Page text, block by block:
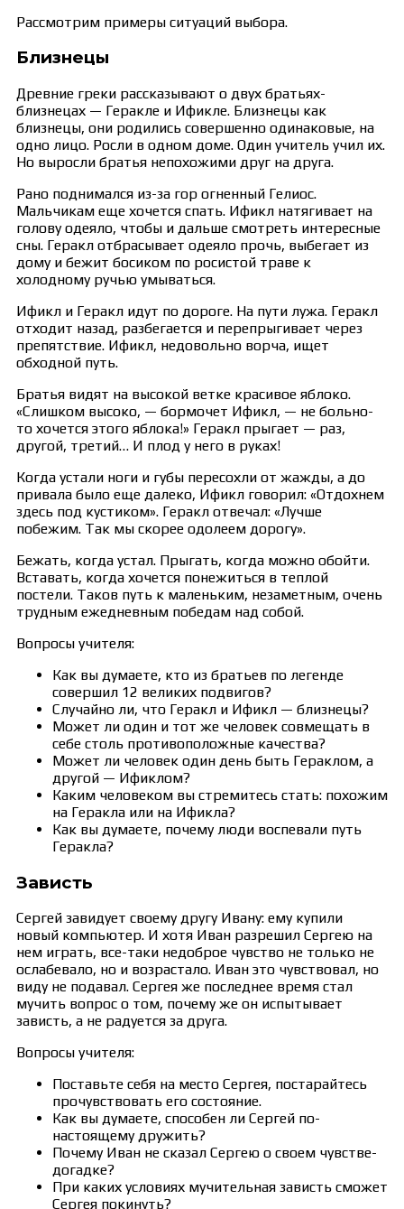
Рассмотрим примеры ситуаций выбора.
Близнецы
Древние греки рассказывают о двух братьях-
близнецах — Геракле и Ификле. Близнецы как
близнецы, они родились совершенно одинаковые, на
одно лицо. Росли в одном доме. Один учитель учил их.
Но выросли братья непохожими друг на друга.
Рано поднимался из-за гор огненный Гелиос.
Мальчикам еще хочется спать. Ификл натягивает на
голову одеяло, чтобы и дальше смотреть интересные
сны. Геракл отбрасывает одеяло прочь, выбегает из
дому и бежит босиком по росистой траве к
холодному ручью умываться.
Ификл и Геракл идут по дороге. На пути лужа. Геракл
отходит назад, разбегается и перепрыгивает через
препятствие. Ификл, недовольно ворча, ищет
обходной путь.
Братья видят на высокой ветке красивое яблоко.
«Слишком высоко, — бормочет Ификл, — не больно-
то хочется этого яблока!» Геракл прыгает — раз,
другой, третий… И плод у него в руках!
Когда устали ноги и губы пересохли от жажды, а до
привала было еще далеко, Ификл говорил: «Отдохнем
здесь под кустиком». Геракл отвечал: «Лучше
побежим. Так мы скорее одолеем дорогу».
Бежать, когда устал. Прыгать, когда можно обойти.
Вставать, когда хочется понежиться в теплой
постели. Таков путь к маленьким, незаметным, очень
трудным ежедневным победам над собой.
Вопросы учителя:
Как вы думаете, кто из братьев по легенде
совершил 12 великих подвигов?
Случайно ли, что Геракл и Ификл — близнецы?
Может ли один и тот же человек совмещать в
себе столь противоположные качества?
Может ли человек один день быть Гераклом, а
другой — Ификлом?
Каким человеком вы стремитесь стать: похожим
на Геракла или на Ификла?
Как вы думаете, почему люди воспевали путь
Геракла?
Зависть
Сергей завидует своему другу Ивану: ему купили
новый компьютер. И хотя Иван разрешил Сергею на
нем играть, все-таки недоброе чувство не только не
ослабевало, но и возрастало. Иван это чувствовал, но
виду не подавал. Сергея же последнее время стал
мучить вопрос о том, почему же он испытывает
зависть, а не радуется за друга.
Вопросы учителя:
Поставьте себя на место Сергея, постарайтесь
прочувствовать его состояние.
Как вы думаете, способен ли Сергей по-
настоящему дружить?
Почему Иван не сказал Сергею о своем чувстве-
догадке?
При каких условиях мучительная зависть сможет
Сергея покинуть?